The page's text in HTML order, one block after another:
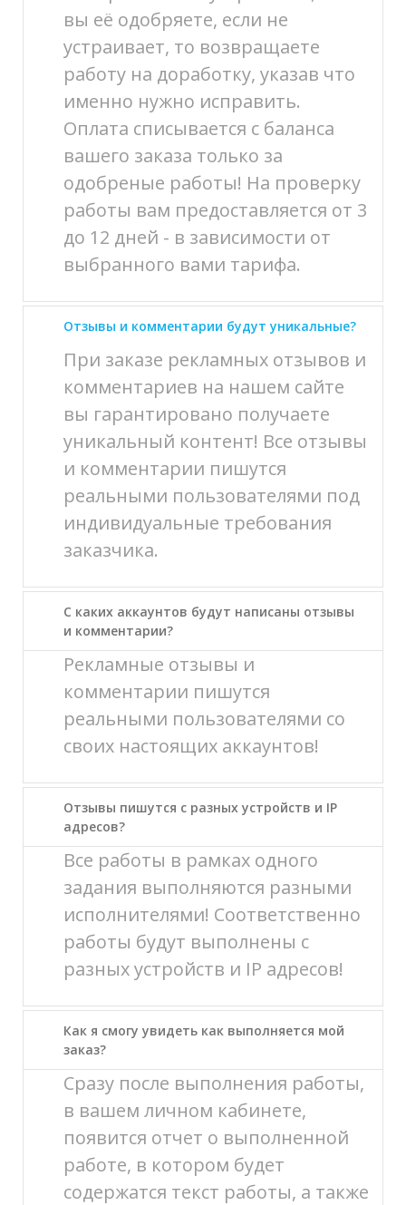
вы её одобряете, если не
устраивает, то возвращаете
работу на доработку, указав что
именно нужно исправить.
Оплата списывается с баланса
вашего заказа только за
одобреные работы! На проверку
работы вам предоставляется от 3
до 12 дней - в зависимости от
выбранного вами тарифа.
Отзывы и комментарии будут уникальные?
При заказе рекламных отзывов и
комментариев на нашем сайте
вы гарантировано получаете
уникальный контент! Все отзывы
и комментарии пишутся
реальными пользователями под
индивидуальные требования
заказчика.
С каких аккаунтов будут написаны отзывы
и комментарии?
Рекламные отзывы и
комментарии пишутся
реальными пользователями со
своих настоящих аккаунтов!
Отзывы пишутся с разных устройств и IP
адресов?
Все работы в рамках одного
задания выполняются разными
исполнителями! Соответственно
работы будут выполнены с
разных устройств и IP адресов!
Как я смогу увидеть как выполняется мой
заказ?
Сразу после выполнения работы,
в вашем личном кабинете,
появится отчет о выполненной
работе, в котором будет
содержатся текст работы, а также